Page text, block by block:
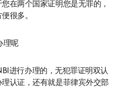
在两个国家证明您是无罪的，
很多。
理呢
进行办理的，无犯罪证明双认
认证，还有就是菲律宾外交部